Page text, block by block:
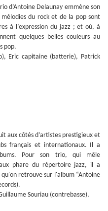
d’Antoine Delaunay emmène son
du rock et de la pop sont
à l’expression du jazz ; et où, à
quelques belles couleurs au
pop.
Eric capitaine (batterie), Patrick
aux côtés d’artistes prestigieux et
français et internationaux. Il a
Pour son trio, qui mêle
phare du répertoire jazz, il a
retrouve sur l'album “Antoine
Souriau (contrebasse),